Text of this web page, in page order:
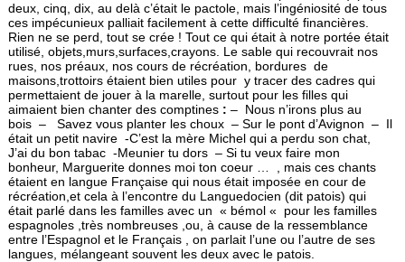
deux, cinq, dix, au delà c’était le pactole, mais l’ingéniosité de tous
ces impécunieux palliait facilement à cette difficulté financières.
Rien ne se perd, tout se crée ! Tout ce qui était à notre portée était
utilisé, objets,murs,surfaces,crayons. Le sable qui recouvrait nos
rues, nos préaux, nos cours de récréation, bordures de
maisons,trottoirs étaient bien utiles pour y tracer des cadres qui
permettaient de jouer à la marelle, surtout pour les filles qui
aimaient bien chanter des comptines : – Nous n’irons plus au
bois – Savez vous planter les choux – Sur le pont d’Avignon – Il
était un petit navire -C’est la mère Michel qui a perdu son chat,
J’ai du bon tabac -Meunier tu dors – Si tu veux faire mon
bonheur, Marguerite donnes moi ton coeur … , mais ces chants
étaient en langue Française qui nous était imposée en cour de
récréation,et cela à l’encontre du Languedocien (dit patois) qui
était parlé dans les familles avec un « bémol « pour les familles
espagnoles ,très nombreuses ,ou, à cause de la ressemblance
entre l’Espagnol et le Français , on parlait l’une ou l’autre de ses
langues, mélangeant souvent les deux avec le patois.